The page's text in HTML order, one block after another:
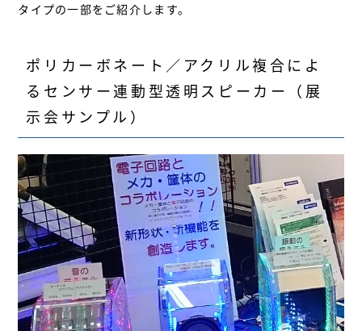
タイプの一部をご紹介します。
ポリカーボネート／アクリル複合によ
るセンサー連動型透明スピーカー（展
示会サンプル）